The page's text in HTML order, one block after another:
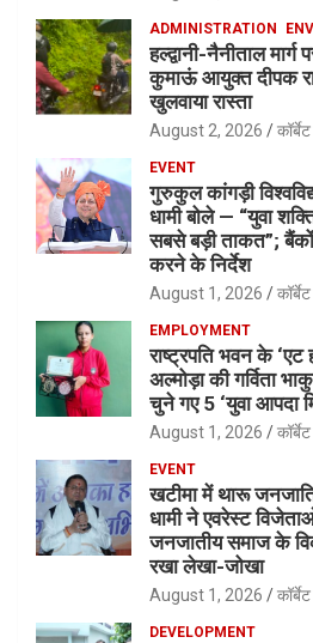
ADMINISTRATION
हल्द्वानी-नैनीताल
कुमाऊं आयुक्त दीपक
खुलवाया रास्ता
August 2, 2026
EVENT
गुरुकुल कांगड़ी
धामी बोले — “युवा
सबसे बड़ी ताकत”;
करने के निर्देश
August 1, 2026
EMPLOYMENT
राष्ट्रपति भवन के ‘एट
अल्मोड़ा की गर्विता
चुने गए 5 ‘युवा आपदा
August 1, 2026
EVENT
खटीमा में थारू
धामी ने एवरेस्ट
जनजातीय समाज के
रखा लेखा-जोखा
August 1, 2026
DEVELOPMENT